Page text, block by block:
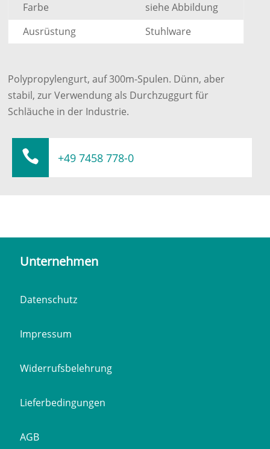
Farbe
siehe Abbildung
Ausrüstung
Stuhlware
Polypropylengurt, auf 300m-Spulen. Dünn, aber
stabil, zur Verwendung als Durchzuggurt für
Schläuche in der Industrie.
 +49 7458 778-0
Unternehmen
Datenschutz
Impressum
Widerrufsbelehrung
Lieferbedingungen
AGB